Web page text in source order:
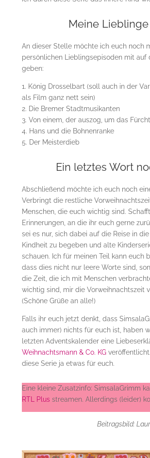
Meine Lieblinge
An dieser Stelle möchte ich euch noch
persönlichen Lieblingsepisoden mit auf
geben:
1. König Drosselbart (soll auch in der
als Film ganz nett sein)
2. Die Bremer Stadtmusikanten
3. Von einem, der auszog, um das
4. Hans und die Bohnenranke
5. Der Meisterdieb
Ein letztes Wort
Abschließend möchte ich euch noch
Verbringt die restliche
Menschen, die euch wichtig sind. Schafft
Erinnerungen, an die ihr euch gerne
sei es nur, sich dabei auf die Reise in
Kindheit zu begeben und alte
schauen. Ich für meinen Teil kann euch
dass dies nicht nur leere Worte sind,
die Zeit, die ich mit Menschen
wichtig sind, mir die Vorweihnachtszeit
(Schöne Grüße an alle!)
Falls ihr euch jetzt denkt, dass
auch immer) nichts für euch ist, haben
letzten Adventskalender eine
Weihnachtsmann & Co. KG
diese Serie ja etwas für euch.
Eine kleine Zusatzinfo: SimsalaGrimm
RTL Plusstreamen. Allerdings (leider)
Beitragsbild: